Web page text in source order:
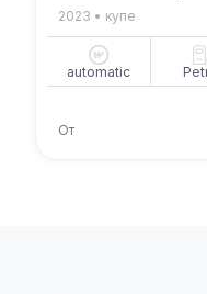
2023 • купе
automatic
От